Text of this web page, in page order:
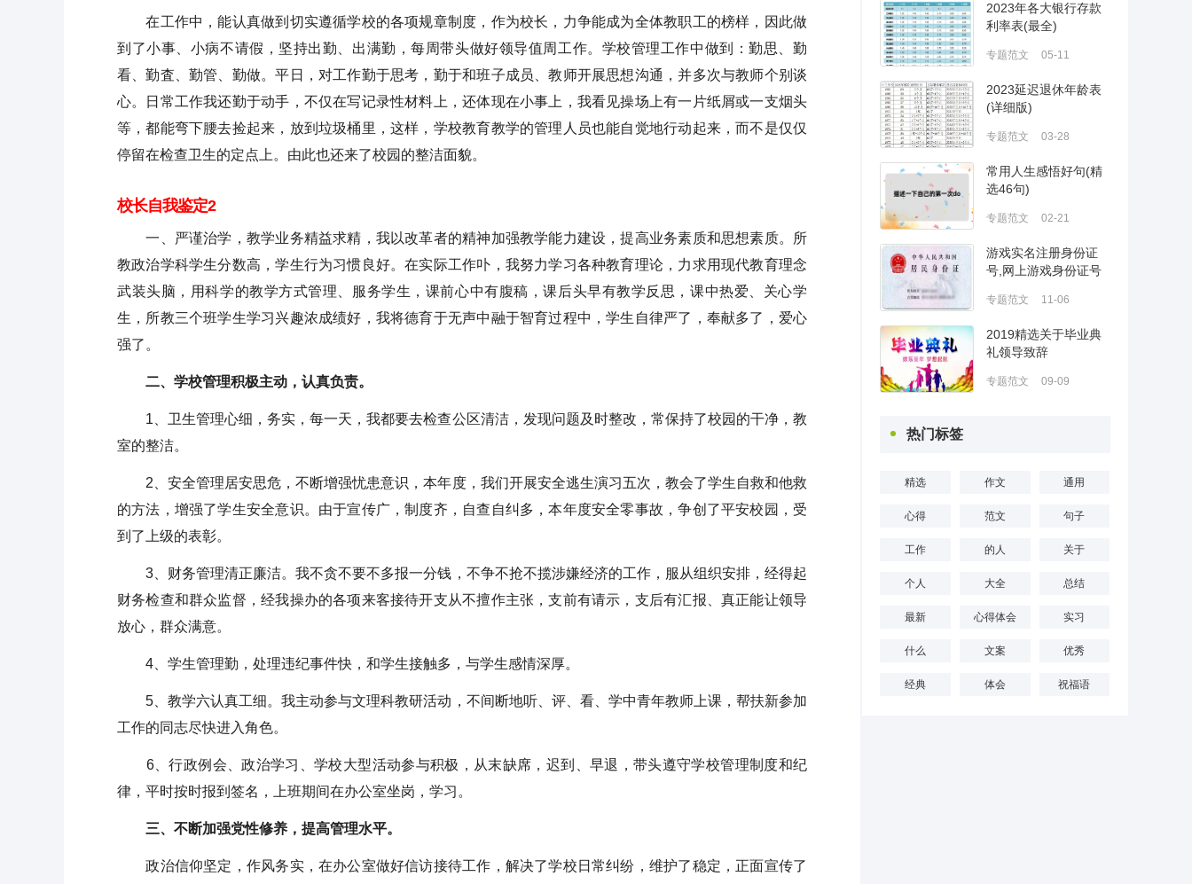
在工作中，能认真做到切实遵循学校的各项规章制度，作为校长，力争能成为全体教职工的榜样，因此做
到了小事、小病不请假，坚持出勤、出满勤，每周带头做好领导值周工作。学校管理工作中做到：勤思、勤
看、勤査、勤管、勤做。平日，对工作勤于思考，勤于和班子成员、教师开展思想沟通，并多次与教师个别谈
心。日常工作我还勤于动手，不仅在写记录性材料上，还体现在小事上，我看见操场上有一片纸屑或一支烟头
等，都能弯下腰去捡起来，放到垃圾桶里，这样，学校教育教学的管理人员也能自觉地行动起来，而不是仅仅
停留在检查卫生的定点上。由此也还来了校园的整洁面貌。
校长自我鉴定2
一、严谨治学，教学业务精益求精，我以改革者的精神加强教学能力建设，提高业务素质和思想素质。所
教政治学科学生分数高，学生行为习惯良好。在实际工作卟，我努力学习各种教育理论，力求用现代教育理念
武装头脑，用科学的教学方式管理、服务学生，课前心中有腹稿，课后头早有教学反思，课中热爱、关心学
生，所教三个班学生学习兴趣浓成绩好，我将德育于无声中融于智育过程中，学生自律严了，奉献多了，爱心
强了。
二、学校管理积极主动，认真负责。
1、卫生管理心细，务实，每一天，我都要去检查公区清洁，发现问题及时整改，常保持了校园的干净，教
室的整洁。
2、安全管理居安思危，不断增强忧患意识，本年度，我们开展安全逃生演习五次，教会了学生自救和他救
的方法，增强了学生安全意识。由于宣传广，制度齐，自查自纠多，本年度安全零事故，争创了平安校园，受
到了上级的表彰。
3、财务管理清正廉洁。我不贪不要不多报一分钱，不争不抢不揽涉嫌经济的工作，服从组织安排，经得起
财务检查和群众监督，经我操办的各项来客接待开支从不擅作主张，支前有请示，支后有汇报、真正能让领导
放心，群众满意。
4、学生管理勤，处理违纪事件快，和学生接触多，与学生感情深厚。
5、教学六认真工细。我主动参与文理科教研活动，不间断地听、评、看、学中青年教师上课，帮扶新参加
工作的同志尽快进入角色。
6、行政例会、政治学习、学校大型活动参与积极，从末缺席，迟到、早退，带头遵守学校管理制度和纪
律，平时按时报到签名，上班期间在办公室坐岗，学习。
三、不断加强党性修养，提高管理水平。
政治信仰坚定，作风务实，在办公室做好信访接待工作，解决了学校日常纠纷，维护了稳定，正面宣传了
2023年各大银行存款
利率表(最全)
专题范文 05-11
2023延迟退休年龄表
(详细版)
专题范文 03-28
常用人生感悟好句(精
选46句)
专题范文 02-21
游戏实名注册身份证
号,网上游戏身份证号
专题范文 11-06
2019精选关于毕业典
礼领导致辞
专题范文 09-09
热门标签
精选 作文 通用
心得 范文 句子
工作 的人 关于
个人 大全 总结
最新 心得体会 实习
什么 文案 优秀
经典 体会 祝福语